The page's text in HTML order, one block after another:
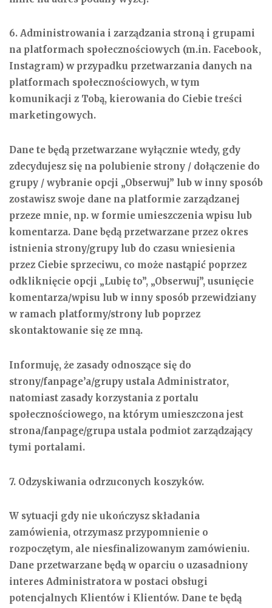
6. Administrowania i zarządzania stroną i grupami
na platformach społecznościowych (m.in. Facebook,
Instagram) w przypadku przetwarzania danych na
platformach społecznościowych, w tym
komunikacji z Tobą, kierowania do Ciebie treści
marketingowych.
Dane te będą przetwarzane wyłącznie wtedy, gdy
zdecydujesz się na polubienie strony / dołączenie do
grupy / wybranie opcji „Obserwuj” lub w inny sposób
zostawisz swoje dane na platformie zarządzanej
przeze mnie, np. w formie umieszczenia wpisu lub
komentarza. Dane będą przetwarzane przez okres
istnienia strony/grupy lub do czasu wniesienia
przez Ciebie sprzeciwu, co może nastąpić poprzez
odkliknięcie opcji „Lubię to”, „Obserwuj”, usunięcie
komentarza/wpisu lub w inny sposób przewidziany
w ramach platformy/strony lub poprzez
skontaktowanie się ze mną.
Informuję, że zasady odnoszące się do
strony/fanpage’a/grupy ustala Administrator,
natomiast zasady korzystania z portalu
społecznościowego, na którym umieszczona jest
strona/fanpage/grupa ustala podmiot zarządzający
tymi portalami.
7. Odzyskiwania odrzuconych koszyków.
W sytuacji gdy nie ukończysz składania
zamówienia, otrzymasz przypomnienie o
rozpoczętym, ale niesfinalizowanym zamówieniu.
Dane przetwarzane będą w oparciu o uzasadniony
interes Administratora w postaci obsługi
potencjalnych Klientów i Klientów. Dane te będą